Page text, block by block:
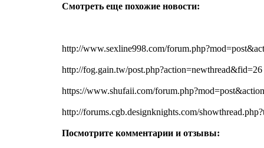
Смотреть еще похожие новости:
http://www.sexline998.com/
http://fog.gain.tw/post.php?action=newthread&fid=26
https://www.shufaii.com/
http://forums.cgb.designknights.com/
Посмотрите комментарии и отзывы: